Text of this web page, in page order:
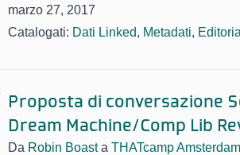
marzo 27, 2017
Catalogati: Dati Linked, Metadati, Editoria
Proposta di conversazione
Dream Machine/Comp Lib
Da Robin Boast a THATcamp